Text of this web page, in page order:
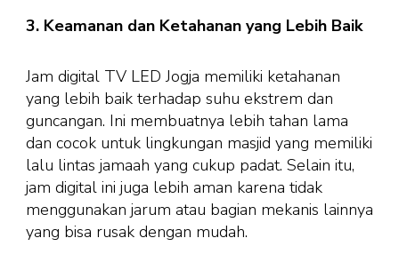
3. Keamanan dan Ketahanan yang Lebih Baik
Jam digital TV LED Jogja memiliki ketahanan
yang lebih baik terhadap suhu ekstrem dan
guncangan. Ini membuatnya lebih tahan lama
dan cocok untuk lingkungan masjid yang memiliki
lalu lintas jamaah yang cukup padat. Selain itu,
jam digital ini juga lebih aman karena tidak
menggunakan jarum atau bagian mekanis lainnya
yang bisa rusak dengan mudah.